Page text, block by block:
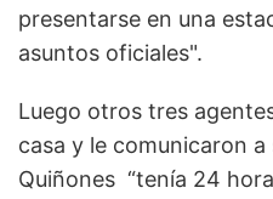
presentarse en una
asuntos oficiales".
Luego otros tres
casa y le comunicaron a
Quiñones “tenía 24